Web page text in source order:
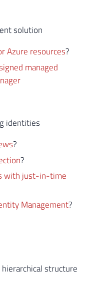
solution
Azure resources?
managed
identities
?
?
with just-in-time
Management?
structure